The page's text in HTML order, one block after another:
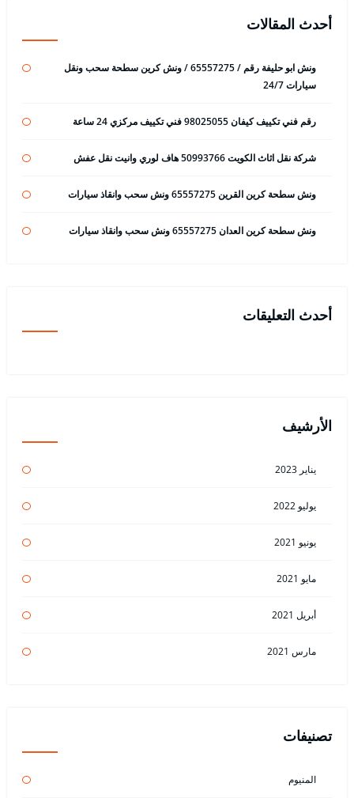
أحدث المقالات
ونش ابو حليفة رقم / 65557275 / ونش كرين سطحة سحب ونقل
سيارات 24/7
رقم فني تكييف كيفان 98025055 فني تكييف مركزي 24 ساعة
شركة نقل اثاث الكويت 50993766 هاف لوري وانيت نقل عفش
ونش سطحة كرين القرين 65557275 ونش سحب وانقاذ سيارات
ونش سطحة كرين العدان 65557275 ونش سحب وانقاذ سيارات
أحدث التعليقات
الأرشيف
يناير 2023
يوليو 2022
يونيو 2021
مايو 2021
أبريل 2021
مارس 2021
تصنيفات
المنيوم